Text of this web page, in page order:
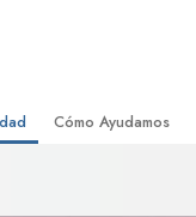
Cómo Ayudamos